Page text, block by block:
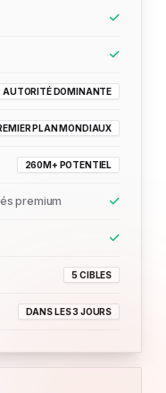
AUTORITÉ DOMINANTE
PLAN MONDIAUX
260M+ POTENTIEL
premium
5 CIBLES
DANS LES 3 JOURS